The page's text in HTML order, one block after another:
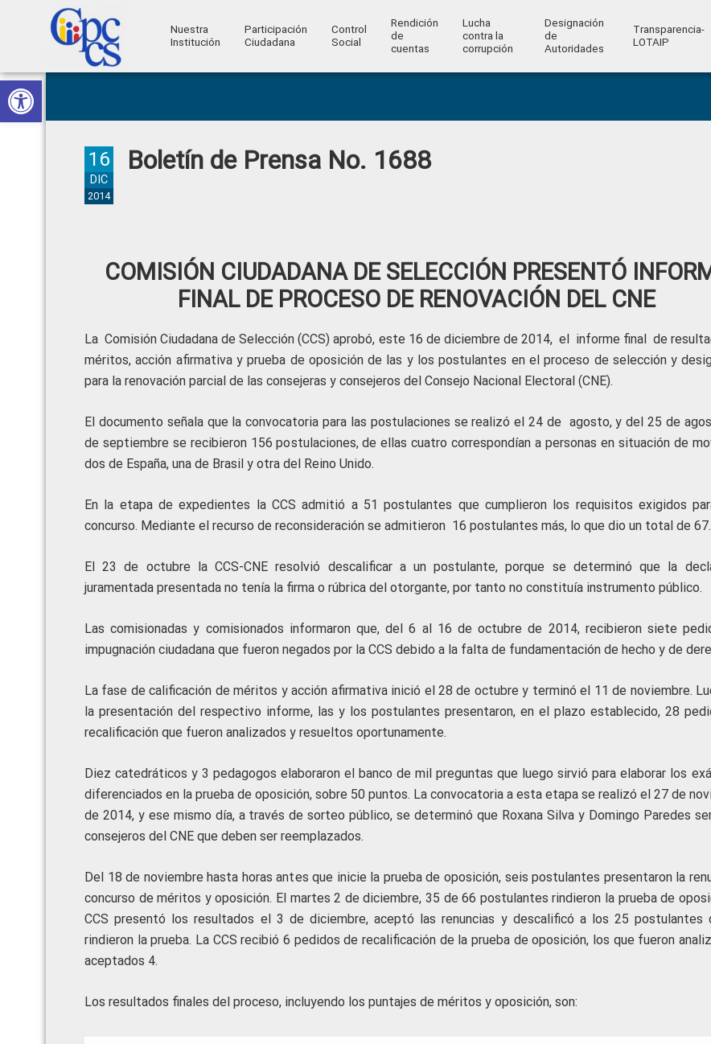
Abrir barra de herramientas
Skip
to
primary
Skip
to
main
Skip
to
primary
Skip
to
footer
Ciudadana
Control
Ciudadano
Nuestra
Institución
Participación
Ciudadana
Control
Social
Rendición
de
cuentas
Lucha
contra la
corrupción
Designación
de
Autoridades
Transparencia-
LOTAIP
Boletín de Prensa No. 1688
16
DIC
2014
COMISIÓN CIUDADANA DE SELECCIÓN PRESENTÓ
FINAL DE PROCESO DE RENOVACIÓN DEL CNE
La Comisión Ciudadana de Selección (CCS) aprobó, este 16 de diciembre de 2014, el informe final de
méritos, acción afirmativa y prueba de oposición de las y los postulantes en el proceso de selección y
para la renovación parcial de las consejeras y consejeros del Consejo Nacional Electoral (CNE).
El documento señala que la convocatoria para las postulaciones se realizó el 24 de agosto, y del 25 de
de septiembre se recibieron 156 postulaciones, de ellas cuatro correspondían a personas en situación de
dos de España, una de Brasil y otra del Reino Unido.
En la etapa de expedientes la CCS admitió a 51 postulantes que cumplieron los requisitos exigidos
concurso. Mediante el recurso de reconsideración se admitieron 16 postulantes más, lo que dio un total de 67.
El 23 de octubre la CCS-CNE resolvió descalificar a un postulante, porque se determinó que la
juramentada presentada no tenía la firma o rúbrica del otorgante, por tanto no constituía instrumento público.
Las comisionadas y comisionados informaron que, del 6 al 16 de octubre de 2014, recibieron siete
impugnación ciudadana que fueron negados por la CCS debido a la falta de fundamentación de hecho y de
La fase de calificación de méritos y acción afirmativa inició el 28 de octubre y terminó el 11 de noviembre.
la presentación del respectivo informe, las y los postulantes presentaron, en el plazo establecido, 28
recalificación que fueron analizados y resueltos oportunamente.
Diez catedráticos y 3 pedagogos elaboraron el banco de mil preguntas que luego sirvió para elaborar los
diferenciados en la prueba de oposición, sobre 50 puntos. La convocatoria a esta etapa se realizó el 27 de
de 2014, y ese mismo día, a través de sorteo público, se determinó que Roxana Silva y Domingo Paredes
consejeros del CNE que deben ser reemplazados.
Del 18 de noviembre hasta horas antes que inicie la prueba de oposición, seis postulantes presentaron la
concurso de méritos y oposición. El martes 2 de diciembre, 35 de 66 postulantes rindieron la prueba de
CCS presentó los resultados el 3 de diciembre, aceptó las renuncias y descalificó a los 25 postulantes
rindieron la prueba. La CCS recibió 6 pedidos de recalificación de la prueba de oposición, los que fueron
aceptados 4.
Los resultados finales del proceso, incluyendo los puntajes de méritos y oposición, son: